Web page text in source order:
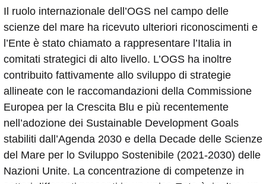
Il ruolo internazionale dell’OGS nel campo delle
scienze del mare ha ricevuto ulteriori riconoscimenti e
l’Ente è stato chiamato a rappresentare l’Italia in
comitati strategici di alto livello. L’OGS ha inoltre
contribuito fattivamente allo sviluppo di strategie
allineate con le raccomandazioni della Commissione
Europea per la Crescita Blu e più recentemente
nell’adozione dei Sustainable Development Goals
stabiliti dall’Agenda 2030 e della Decade delle Scienze
del Mare per lo Sviluppo Sostenibile (2021-2030) delle
Nazioni Unite. La concentrazione di competenze in